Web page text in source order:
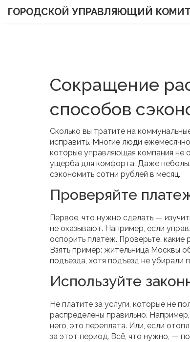
ГОРОДСКОЙ УПРАВЛЯЮЩИЙ
Сокращение
способов
Сколько вы тратите на
исправить. Многие люди
которые управляющая компания не
ущерба для комфорта. Даже
сэкономить сотни рублей в месяц.
Проверяйте
Первое, что нужно сделать —
не оказывают. Например, если
оспорить платеж. Проверьте,
Взять пример: жительница Москвы
подъезда, хотя подъезд не убирали
Используйте
Не платите за услуги, которые не
распределены правильно.
него, это переплата. Или, если
за этот период. Всё, что нужно, —